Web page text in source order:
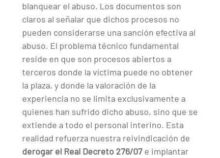
blanquear el abuso. Los documentos son
claros al señalar que dichos procesos no
pueden considerarse una sanción efectiva al
abuso. El problema técnico fundamental
reside en que son procesos abiertos a
terceros donde la víctima puede no obtener
la plaza, y donde la valoración de la
experiencia no se limita exclusivamente a
quienes han sufrido dicho abuso, sino que se
extiende a todo el personal interino. Esta
realidad refuerza nuestra reivindicación de
derogar el Real Decreto 276/07e implantar